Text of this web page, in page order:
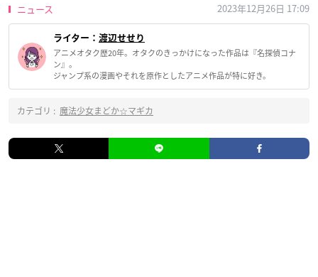
ニュース 2023年12月26日 17:09
ライター： 渡辺せせり
アニメオタク歴20年。オタクのきっかけになった作品は『名探偵コナ
ン』。
ジャンプ系の漫画やそれを原作としたアニメ作品が特に好き。
カテゴリ : 魔法少女まどか☆マギカ